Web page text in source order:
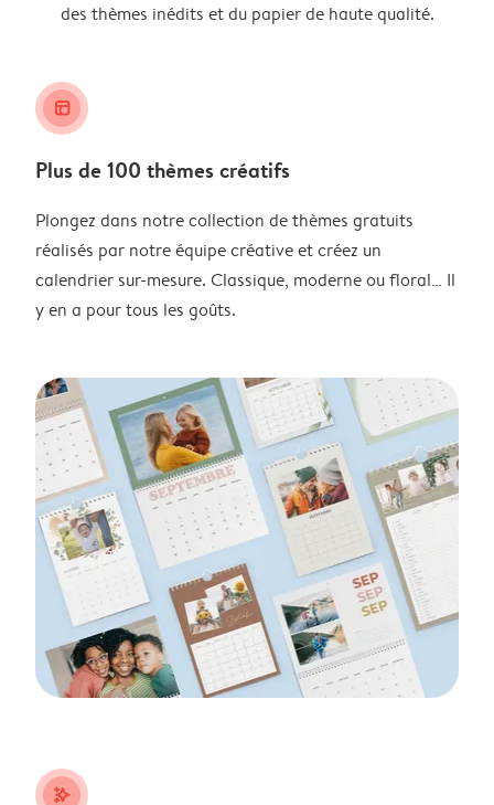
des thèmes inédits et du papier de haute qualité.
layout_alt
Plus de 100 thèmes créatifs
Plongez dans notre collection de thèmes gratuits
réalisés par notre équipe créative et créez un
calendrier sur-mesure. Classique, moderne ou floral… Il
y en a pour tous les goûts.
stars_plus